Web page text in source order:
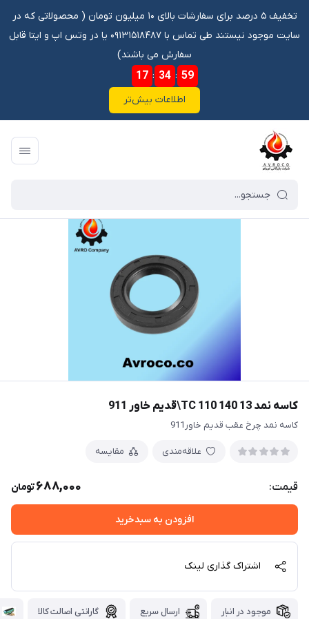
تخفیف ۵ درصد برای سفارشات بالای ۱۰ میلیون تومان ‌‌(‌‌ محصولاتی که در
سایت موجود نیستند طی تماس با ۰۹۱۳۱۵۱۸۴۸۷ یا در وتس اپ و ایتا قابل
سفارش می باشند)
17 : 34 : 58
اطلاعات بیش‌تر
فروشگاه آنلاین آوروکو
کاسه نمد TC 110 140 13\قدیم خاور 911
کاسه نمد چرخ عقب قدیم خاور911
علاقه‌مندی مقایسه
قیمت: 688,000تومان
افزودن به سبدخرید
اشتراک گذاری لینک
موجود در انبار ارسال سریع گارانتی اصالت کالا